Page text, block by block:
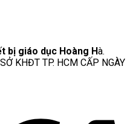
bị giáo dục Hoàng Hà.
KHĐT TP. HCM CẤP NGÀY